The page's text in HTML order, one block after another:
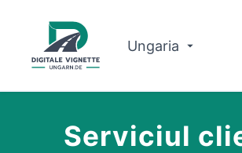
Ungaria
Despre noiServiciul